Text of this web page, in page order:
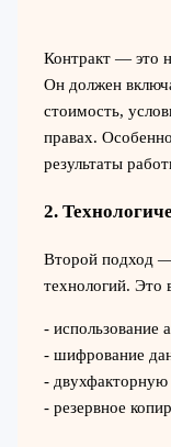
Контракт — это
Он должен
стоимость,
правах.
результаты
2.
Второй подход
технологий. Это
- использование
- шифрование
-
- резервное